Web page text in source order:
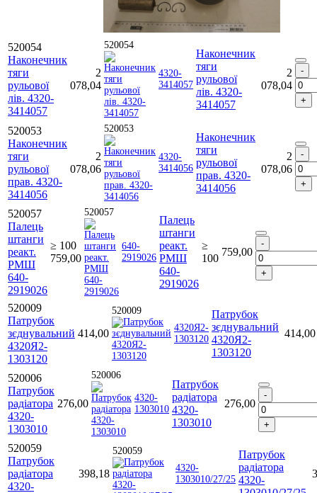
520054
Наконечник
тяги
рульової
лів. 4320-
3414057
2
078,04
520054
4320-
3414057
Наконечник
тяги
рульової
лів. 4320-
3414057
2
078,04
520053
Наконечник
тяги
рульової
прав. 4320-
3414056
2
078,06
520053
4320-
3414056
Наконечник
тяги
рульової
прав. 4320-
3414056
2
078,06
520057
Палець
штанги
реакт.
РМШ
640-
2919026
≥ 100
759,00
520057
640-
2919026
Палець
штанги
реакт.
РМШ
640-
2919026
≥
100
759,00
520009
Патрубок
зєднувальний
4320Я2-
1303120
414,00
520009
4320Я2-
1303120
Патрубок
зєднувальний
4320Я2-
1303120
414,00
520006
Патрубок
радіатора
4320-
1303010
276,00
520006
4320-
1303010
Патрубок
радіатора
4320-
1303010
276,00
520059
Патрубок
радіатора
4320-
398,18
520059
4320-
1303010/27/25
Патрубок
радіатора
4320-